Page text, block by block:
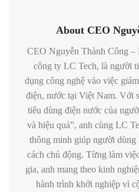
About CEO
CEO Nguyễn Thành Công –
công ty LC Tech, là người
dụng công nghệ vào việc
điện, nước tại Việt Nam. Với
tiêu dùng điện nước của
và hiệu quả”, anh cùng LC
thông minh giúp người dùng
cách chủ động. Từng làm
gia, anh mang theo kinh
hành trình khởi nghiệp vì